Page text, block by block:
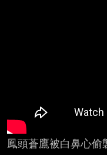
鳳頭蒼鷹被白鼻心